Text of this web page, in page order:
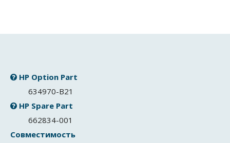
HP Option Part
634970-B21
HP Spare Part
662834-001
Совместимость